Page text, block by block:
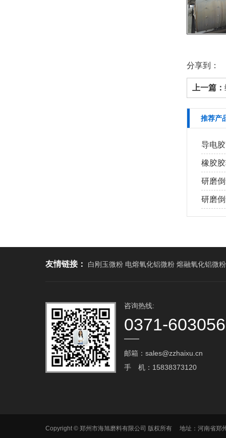
分享到：
上一篇：
推荐产
导电
橡胶
研磨
研磨
友情链接： 白刚玉微粉 电熔氧化铝微粉 熔融氧化铝微粉
咨询热线:
0371-
邮箱：sales@zzhaixu.cn
手 机：15838373120
Copyright © 郑州市海旭磨料有限公司 版权所有 地址：河南省